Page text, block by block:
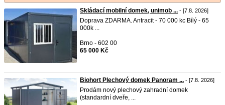
Skládací mobilní domek, unimob ... - [7.8. 2026]
Doprava ZDARMA. Antracit - 70 000 kc Bílý - 65
000k ...
Brno - 602 00
65 000 Kč
Biohort Plechový domek Panoram ... - [7.8. 2026]
Prodám nový plechový zahradní domek
(standardní dveře, ...